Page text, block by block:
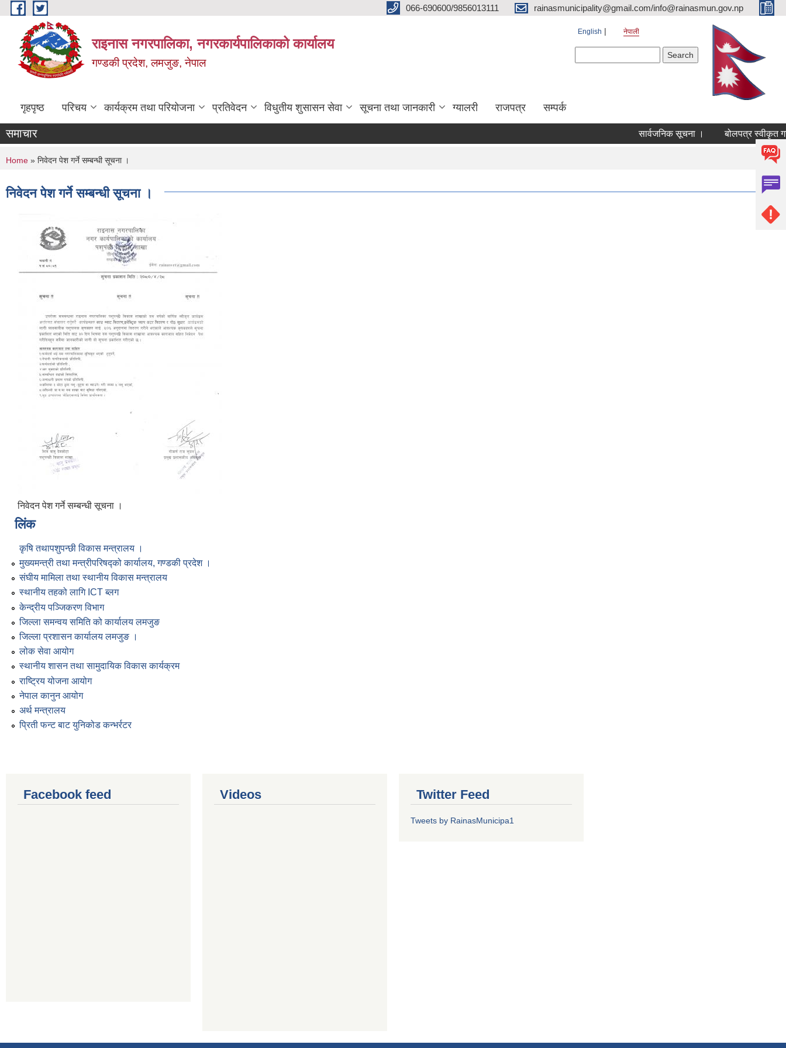
Skip to main content 066-690600/9856013111 rainasmunicipality@gmail.com/info@rainasmun.gov.np
राइनास नगरपालिका, नगरकार्यपालिकाको कार्यालय
गण्डकी प्रदेश, लमजुङ, नेपाल
English नेपाली
गृहपृष्ठ परिचय कार्यक्रम तथा परियोजना प्रतिवेदन विधुतीय शुसासन सेवा सूचना तथा जानकारी ग्यालरी राजपत्र सम्पर्क
समाचार सार्वजनिक सूचना । बोलपत्र स्वीकृत
« first
You are here
Home » निवेदन पेश गर्ने सम्बन्धी सूचना ।
निवेदन पेश गर्ने सम्बन्धी सूचना ।
निवेदन पेश गर्ने सम्बन्धी सूचना ।
लिंक
कृषि तथापशुपन्छी विकास मन्त्रालय ।
मुख्यमन्त्री तथा मन्त्रीपरिषद्को कार्यालय, गण्डकी प्रदेश ।
संघीय मामिला तथा स्थानीय विकास मन्त्रालय
स्थानीय तहको लागि ICT ब्लग
केन्द्रीय पञ्जिकरण विभाग
जिल्ला समन्वय समिति को कार्यालय लमजुङ
जिल्ला प्रशासन कार्यालय लमजुङ ।
लोक सेवा आयोग
स्थानीय शासन तथा सामुदायिक विकास कार्यक्रम
राष्ट्रिय योजना आयोग
नेपाल कानुन आयोग
अर्थ मन्त्रालय
प्रिती फन्ट बाट युनिकोड कन्भर्रटर
Facebook feed Videos Twitter Feed
Tweets by RainasMunicipa1